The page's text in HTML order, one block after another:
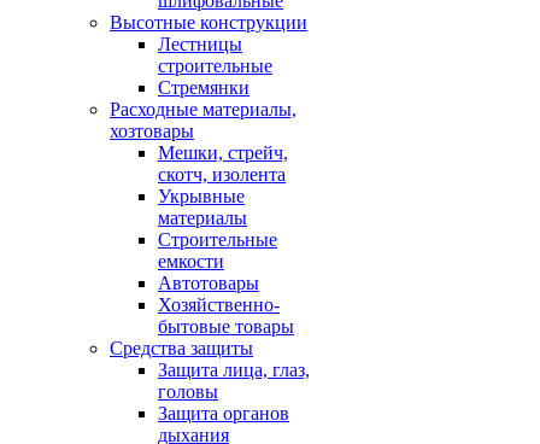
Высотные конструкции
Лестницы
строительные
Стремянки
Расходные материалы,
хозтовары
Мешки, стрейч,
скотч, изолента
Укрывные
материалы
Строительные
емкости
Автотовары
Хозяйственно-
бытовые товары
Средства защиты
Защита лица, глаз,
головы
Защита органов
дыхания